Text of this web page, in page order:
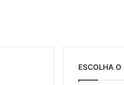
ESCOLHA